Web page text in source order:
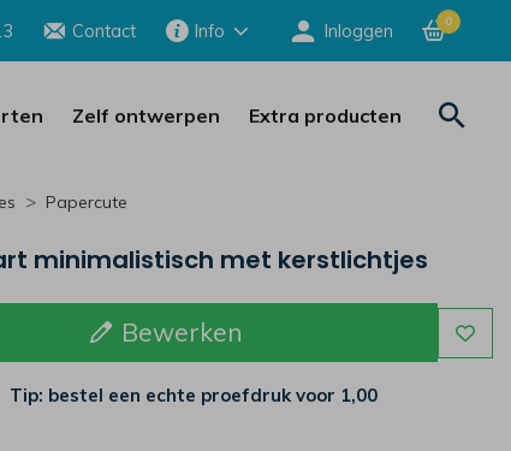
Contact Info Inloggen 0
Zelf ontwerpen Extra producten
Papercute
minimalistisch met kerstlichtjes
Bewerken
Tip: bestel een echte proefdruk voor 1,00